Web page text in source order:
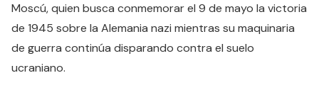
Moscú, quien busca conmemorar el 9 de mayo la victoria
de 1945 sobre la Alemania nazi mientras su maquinaria
de guerra continúa disparando contra el suelo
ucraniano.